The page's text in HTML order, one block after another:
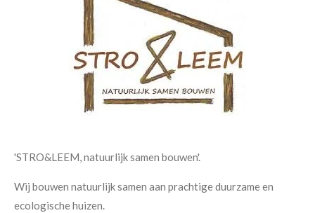
'STRO&LEEM, natuurlijk samen bouwen'.
Wij bouwen natuurlijk samen aan prachtige duurzame en
ecologische huizen.